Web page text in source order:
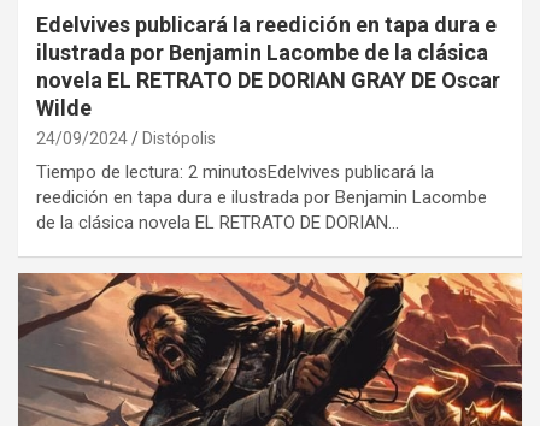
Edelvives publicará la reedición en tapa dura e
ilustrada por Benjamin Lacombe de la clásica
novela EL RETRATO DE DORIAN GRAY DE Oscar
Wilde
24/09/2024 Distópolis
Tiempo de lectura: 2 minutosEdelvives publicará la
reedición en tapa dura e ilustrada por Benjamin Lacombe
de la clásica novela EL RETRATO DE DORIAN…